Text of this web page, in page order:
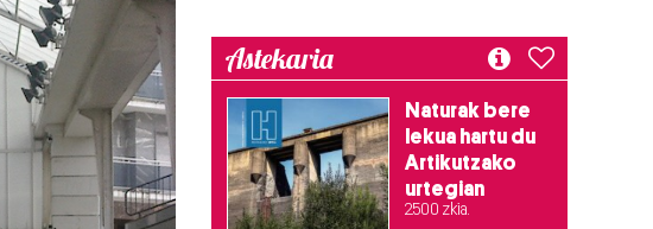
Astekaria
Naturak bere
lekua hartu du
Artikutzako
urtegian
2.500 zkia.